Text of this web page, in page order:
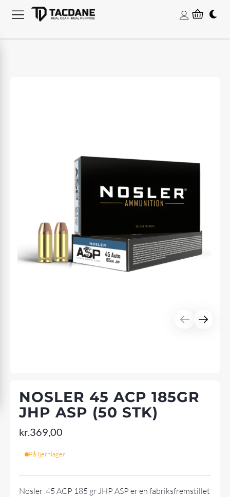
NOSLER 45 ACP 185GR
JHP ASP (50 STK)
kr.369,00
På fjernlager
Nosler .45 ACP 185 gr JHP ASP er en fabriksfremstillet